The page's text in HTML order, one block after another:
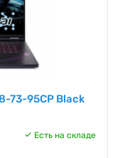
73-95CP Black
Есть на складе